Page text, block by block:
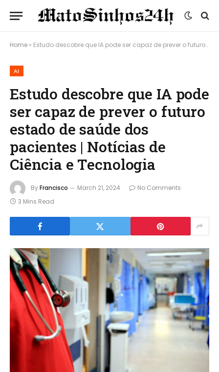
Home » Estudo descobre que IA pode ser capaz de prever o futuro estado de saúde dos pacientes | Notícias de Ciência e Tecnologia
AI
Estudo descobre que IA pode
ser capaz de prever o futuro
estado de saúde dos
pacientes | Notícias de
Ciência e Tecnologia
ByFrancisco March 21, 2024
No Comments
3 Mins Read